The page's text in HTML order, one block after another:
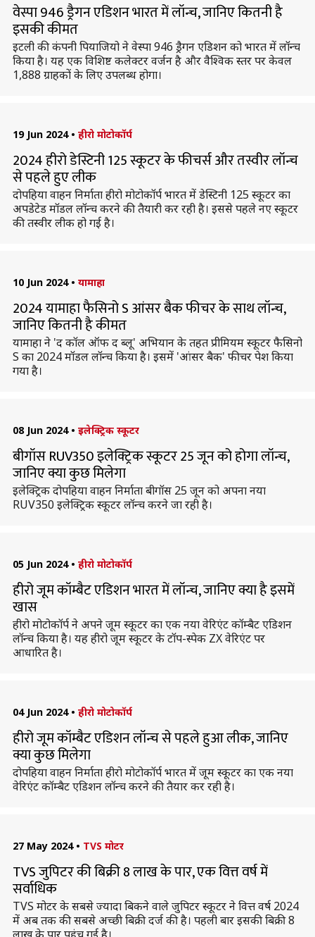
वेस्पा 946 ड्रैगन एडिशन भारत में लॉन्च, जानिए कितनी है
इसकी कीमत
इटली की कंपनी पियाजियो ने वेस्पा 946 ड्रैगन एडिशन को भारत में लॉन्च
किया है। यह एक विशिष्ट कलेक्टर वर्जन है और वैश्विक स्तर पर केवल
1,888 ग्राहकों के लिए उपलब्ध होगा।
19 Jun 2024 • हीरो मोटोकॉर्प
2024 हीरो डेस्टिनी 125 स्कूटर के फीचर्स और तस्वीर लॉन्च
से पहले हुए लीक
दोपहिया वाहन निर्माता हीरो मोटोकॉर्प भारत में डेस्टिनी 125 स्कूटर का
अपडेटेड मॉडल लॉन्च करने की तैयारी कर रही है। इससे पहले नए स्कूटर
की तस्वीर लीक हो गई है।
10 Jun 2024 • यामाहा
2024 यामाहा फैसिनो S आंसर बैक फीचर के साथ लॉन्च,
जानिए कितनी है कीमत
यामाहा ने 'द कॉल ऑफ द ब्लू' अभियान के तहत प्रीमियम स्कूटर फैसिनो
S का 2024 मॉडल लॉन्च किया है। इसमें 'आंसर बैक' फीचर पेश किया
गया है।
08 Jun 2024 • इलेक्ट्रिक स्कूटर
बीगॉस RUV350 इलेक्ट्रिक स्कूटर 25 जून को होगा लॉन्च,
जानिए क्या कुछ मिलेगा
इलेक्ट्रिक दोपहिया वाहन निर्माता बीगॉस 25 जून को अपना नया
RUV350 इलेक्ट्रिक स्कूटर लॉन्च करने जा रही है।
05 Jun 2024 • हीरो मोटोकॉर्प
हीरो जूम कॉम्बैट एडिशन भारत में लॉन्च, जानिए क्या है इसमें
खास
हीरो मोटोकॉर्प ने अपने जूम स्कूटर का एक नया वेरिएंट कॉम्बैट एडिशन
लॉन्च किया है। यह हीरो जूम स्कूटर के टॉप-स्पेक ZX वेरिएंट पर
आधारित है।
04 Jun 2024 • हीरो मोटोकॉर्प
हीरो जूम कॉम्बैट एडिशन लॉन्च से पहले हुआ लीक, जानिए
क्या कुछ मिलेगा
दोपहिया वाहन निर्माता हीरो मोटोकॉर्प भारत में जूम स्कूटर का एक नया
वेरिएंट कॉम्बैट एडिशन लॉन्च करने की तैयार कर रही है।
27 May 2024 • TVS मोटर
TVS जुपिटर की बिक्री 8 लाख के पार, एक वित्त वर्ष में
सर्वाधिक
TVS मोटर के सबसे ज्यादा बिकने वाले जुपिटर स्कूटर ने वित्त वर्ष 2024
में अब तक की सबसे अच्छी बिक्री दर्ज की है। पहली बार इसकी बिक्री 8